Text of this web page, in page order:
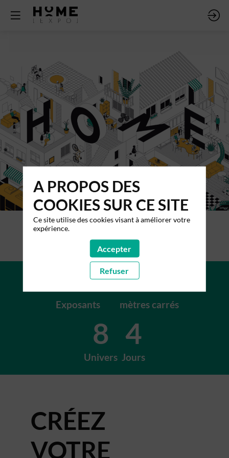
+200
Exposants
+15K
mètres carrés
8
Univers
4
Jours
CRÉEZ
VOTRE
A PROPOS DES
COOKIES SUR CE SITE
Ce site utilise des cookies visant à améliorer votre
expérience.
Accepter
Refuser